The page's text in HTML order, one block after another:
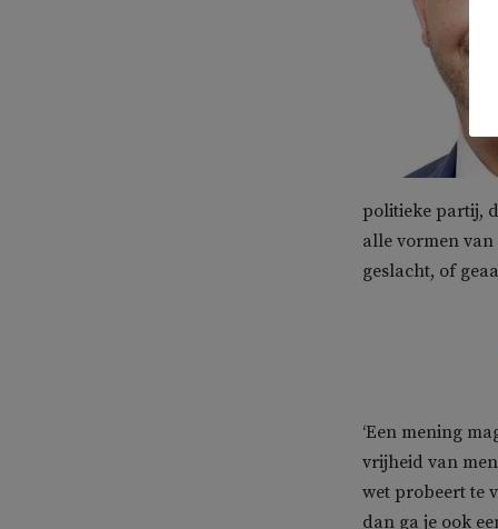
politieke partij,
alle vormen
geslacht, of
‘Een mening
vrijheid van
wet probeert te
dan ga je ook